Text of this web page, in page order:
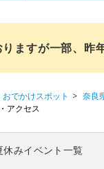
ますが一部、昨
でかけスポット 奈良
アクセス
みイベント一覧